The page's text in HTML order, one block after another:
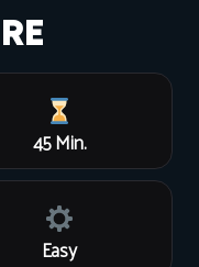
45 Min.
Easy